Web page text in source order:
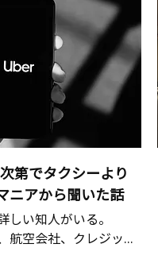
第でタクシーより
ニアから聞いた話
しい知人がいる。
航空会社、クレジッ...